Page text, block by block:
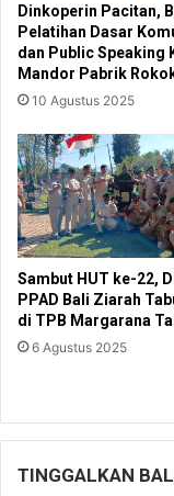
Dinkoperin Pacitan,
Pelatihan Dasar
dan Public Speaking
Mandor Pabrik
10 Agustus 2025
Sambut HUT ke-22,
PPAD Bali Ziarah
di TPB Margarana
6 Agustus 2025
TINGGALKAN